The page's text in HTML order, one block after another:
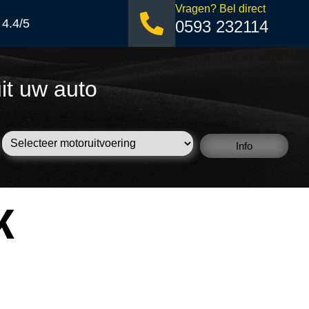
5
Vragen? Bel direct
0593 232114
uw auto
Info